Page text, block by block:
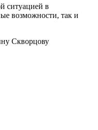
ситуацией в
возможности, так и
Скворцову